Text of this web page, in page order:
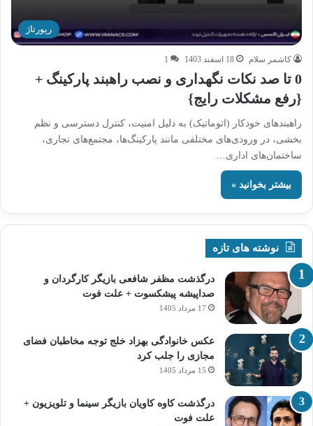
رپورتاژ
کاشمر سلام 18 اسفند 1403 1
0 تا صد نکات نگهداری و نصب راهبند پارکینگ +
{رفع مشکلات رایج}
راهبندهای خودکار (اتوماتیک) به دلیل امنیت، کنترل دسترسی و نظم
‌بخشی، در ورودی‌های مختلفی مانند پارکینگ‌ها، مجتمع‌های تجاری،
ساختمان‌های اداری…
بیشتر بخوانید »
نوشته های تازه
درگذشت مظفر شافعی بازیگر کارگردان و
صداپیشه پیشکسوت + علت فوت
17 مرداد 1405
عکس خانوادگی بهزاد خلج توجه مخاطبان فضای
مجازی را جلب کرد
15 مرداد 1405
درگذشت کاوه کاویان بازیگر سینما و تلویزیون +
علت فوت